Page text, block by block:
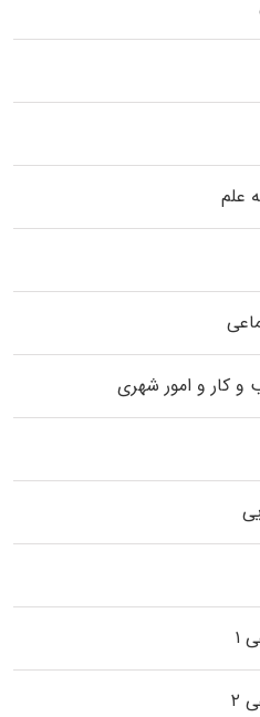
علم
کار و امور شهری
۱
۲